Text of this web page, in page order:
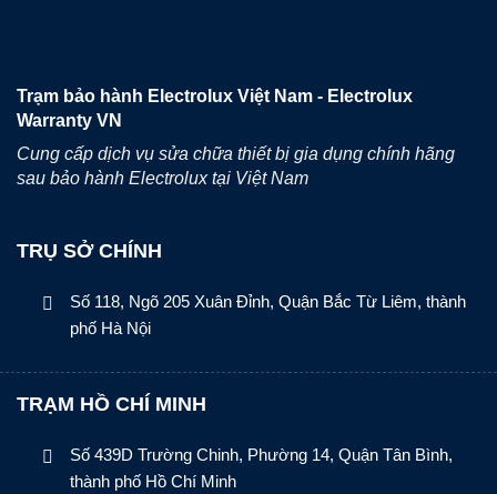
Trạm bảo hành Electrolux Việt Nam - Electrolux
Warranty VN
Cung cấp dịch vụ sửa chữa thiết bị gia dụng chính hãng
sau bảo hành Electrolux tại Việt Nam
TRỤ SỞ CHÍNH
Số 118, Ngõ 205 Xuân Đỉnh, Quận Bắc Từ Liêm, thành
phố Hà Nội
TRẠM HỒ CHÍ MINH
Số 439D Trường Chinh, Phường 14, Quận Tân Bình,
thành phố Hồ Chí Minh